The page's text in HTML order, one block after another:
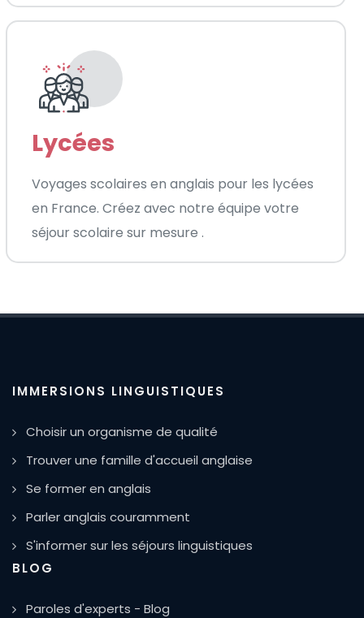
Lycées
Voyages scolaires en anglais pour les lycées
en France. Créez avec notre équipe votre
séjour scolaire sur mesure .
IMMERSIONS LINGUISTIQUES
Choisir un organisme de qualité
Trouver une famille d'accueil anglaise
Se former en anglais
Parler anglais couramment
S'informer sur les séjours linguistiques
BLOG
Paroles d'experts - Blog